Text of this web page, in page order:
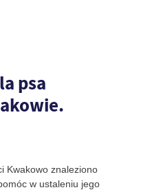
psa
Kwakowo znaleziono
w ustaleniu jego